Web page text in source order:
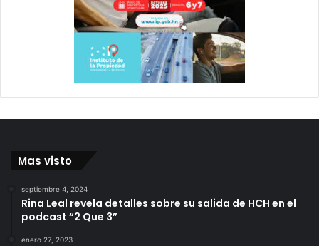
Mas visto
septiembre 4, 2024
Rina Leal revela detalles sobre su salida de HCH en el
podcast “2 Que 3”
enero 27, 2023